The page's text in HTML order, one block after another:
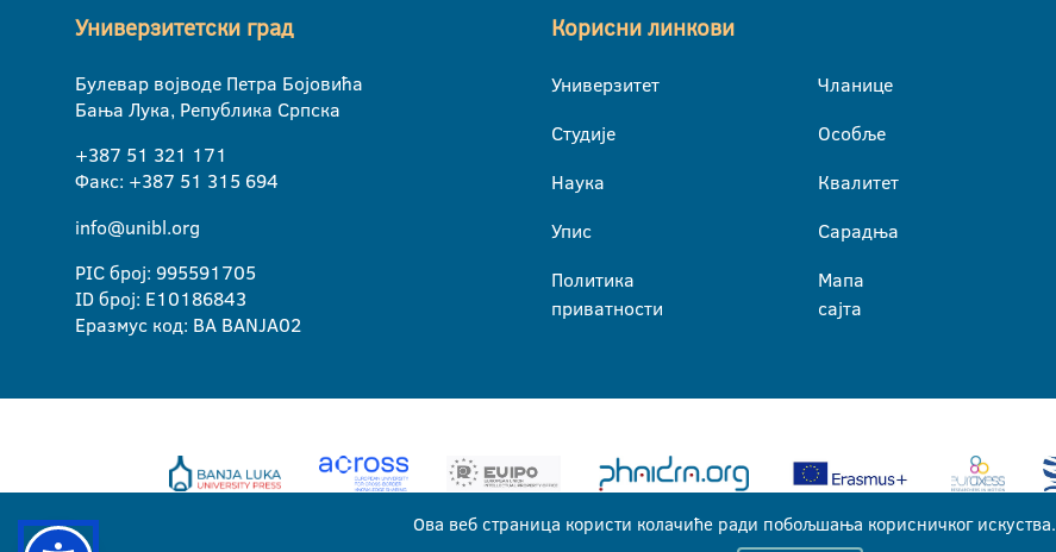
Универзитетски град
Булевар војводе Петра Бојовића
Бања Лука, Република Српска
+387 51 321 171
Факс: +387 51 315 694
info@unibl.org
PIC број: 995591705
ID број: E10186843
Еразмус код: BA BANJA02
Корисни линкови
Универзитет
Студије
Наука
Упис
Политика
приватности
Чланице
Особље
Квалитет
Сарадња
Мапа
сајта
Ова веб страница користи колачиће ради побољшања корисничког искуства.